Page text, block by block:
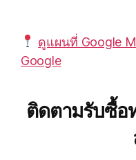
ดูแผนที่ Google
Google
ติดตามรับซื้อ